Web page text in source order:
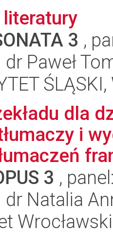
literatury
3 ,
Paweł
dla
i
3 ,
Natalia